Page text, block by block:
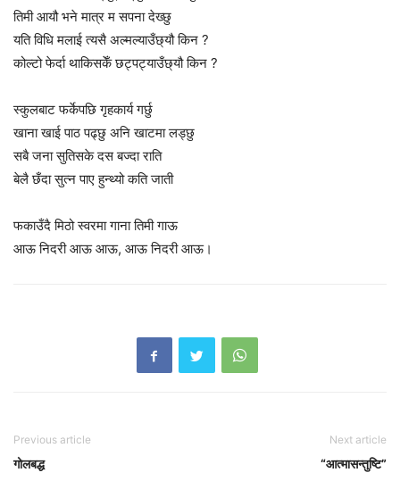
तिमी आयौ भने मात्र म सपना देख्छु
यति विधि मलाई त्यसै अल्मल्याउँछ्यौ किन ?
कोल्टो फेर्दा थाकिसकेँ छट्पट्याउँछ्यौ किन ?
स्कुलबाट फर्केपछि गृहकार्य गर्छु
खाना खाई पाठ पढ्छु अनि खाटमा लड्छु
सबै जना सुतिसके दस बज्दा राति
बेलै छँदा सुत्न पाए हुन्थ्यो कति जाती
फकाउँदै मिठो स्वरमा गाना तिमी गाऊ
आऊ निदरी आऊ आऊ, आऊ निदरी आऊ।
Previous article
गोलबद्ध
Next article
“आत्मासन्तुष्टि”